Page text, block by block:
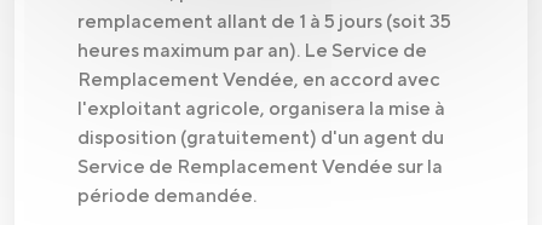
remplacement allant de 1 à 5 jours (soit 35
heures maximum par an). Le Service de
Remplacement Vendée, en accord avec
l'exploitant agricole, organisera la mise à
disposition (gratuitement) d'un agent du
Service de Remplacement Vendée sur la
période demandée.